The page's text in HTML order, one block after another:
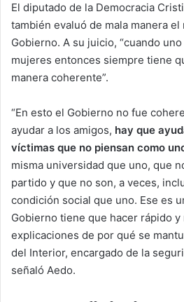
El diputado de la Democracia
también evaluó de mala manera
Gobierno. A su juicio, “cuando
mujeres entonces siempre tiene
manera coherente”.
“En esto el Gobierno no fue
ayudar a los amigos, hay que
víctimas que no piensan como
misma universidad que uno, que
partido y que no son, a veces,
condición social que uno. Ese es
Gobierno tiene que hacer rápido y
explicaciones de por qué se
del Interior, encargado de la
señaló Aedo.